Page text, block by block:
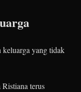
keluarga yang tidak
terus